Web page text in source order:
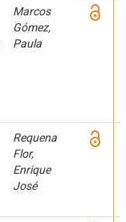
Marcos
Gómez,
Paula
Requena
Flor,
Enrique
José